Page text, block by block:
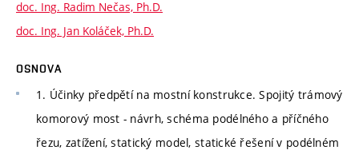
doc. Ing. Radim Nečas, Ph.D.
doc. Ing. Jan Koláček, Ph.D.
OSNOVA
1. Účinky předpětí na mostní konstrukce. Spojitý trámový
komorový most - návrh, schéma podélného a příčného
řezu, zatížení, statický model, statické řešení v podélném